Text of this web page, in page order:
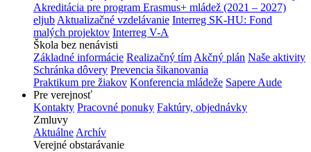
Akreditácia pre program Erasmus+ mládež (2021 – 2027)
eljub Aktualizačné vzdelávanie Interreg SK-HU: Fond
malých projektov Interreg V-A
Škola bez nenávisti
Základné informácie Realizačný tím Akčný plán Naše aktivity
Schránka dôvery Prevencia šikanovania
Praktikum pre žiakov Konferencia mládeže Sapere Aude
Pre verejnosť
Kontakty Pracovné ponuky Faktúry, objednávky
Zmluvy
Aktuálne Archív
Verejné obstarávanie